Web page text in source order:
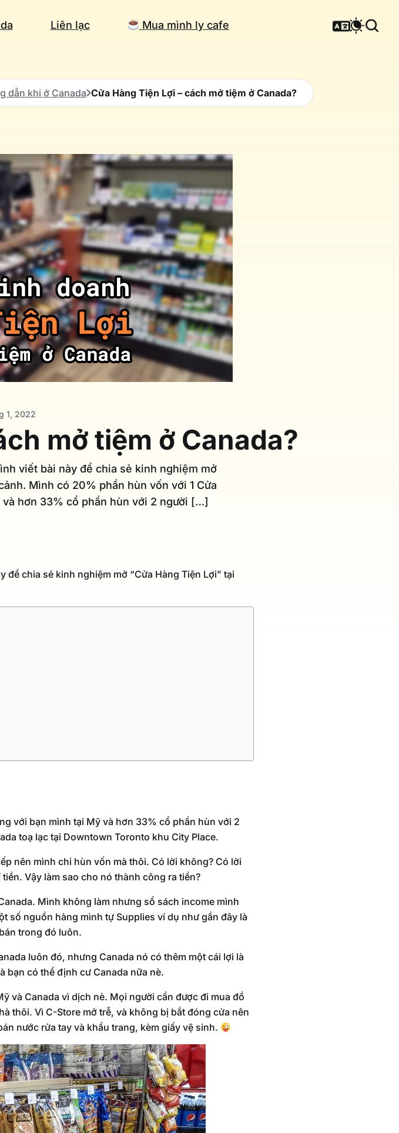
Liên lạc Mua mình ly cafe
dẫn khi ở Canada Cửa Hàng Tiện Lợi – cách mở tiệm ở Canada?
1, 2022
mở tiệm ở Canada?
viết bài này để chia sẻ kinh nghiệm mở
Mình có 20% phần hùn vốn với 1 Cửa
hơn 33% cổ phần hùn với 2 người […]
chia sẻ kinh nghiệm mở “Cửa Hàng Tiện Lợi” tại
với bạn mình tại Mỹ và hơn 33% cổ phần hùn với 2
toạ lạc tại Downtown Toronto khu City Place.
nên mình chỉ hùn vốn mà thôi. Có lời không? Có lời
Vậy làm sao cho nó thành công ra tiền?
Mình không làm nhưng sổ sách income mình
số nguồn hàng mình tự Supplies ví dụ như gần đây là
trong đó luôn.
luôn đó, nhưng Canada nó có thêm một cái lợi là
bạn có thể định cư Canada nữa nè.
và Canada vì dịch nè. Mọi người cần được đi mua đồ
thôi. Vì C-Store mở trễ, và không bị bắt đóng cửa nên
nước rửa tay và khẩu trang, kèm giấy vệ sinh.